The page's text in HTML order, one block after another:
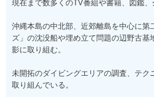
現在まで数多くのTV番組や書籍、図鑑、
沖縄本島の中北部、近郊離島を中心に第
ズ」の沈没船や埋め立て問題の辺野古
影に取り組む。
未開拓のダイビングエリアの調査、テク
取り組んでいる。